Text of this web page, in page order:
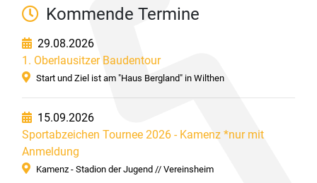
Kommende Termine
29.08.2026
1. Oberlausitzer Baudentour
Start und Ziel ist am "Haus Bergland" in Wilthen
15.09.2026
Sportabzeichen Tournee 2026 - Kamenz *nur mit
Anmeldung
Kamenz - Stadion der Jugend // Vereinsheim